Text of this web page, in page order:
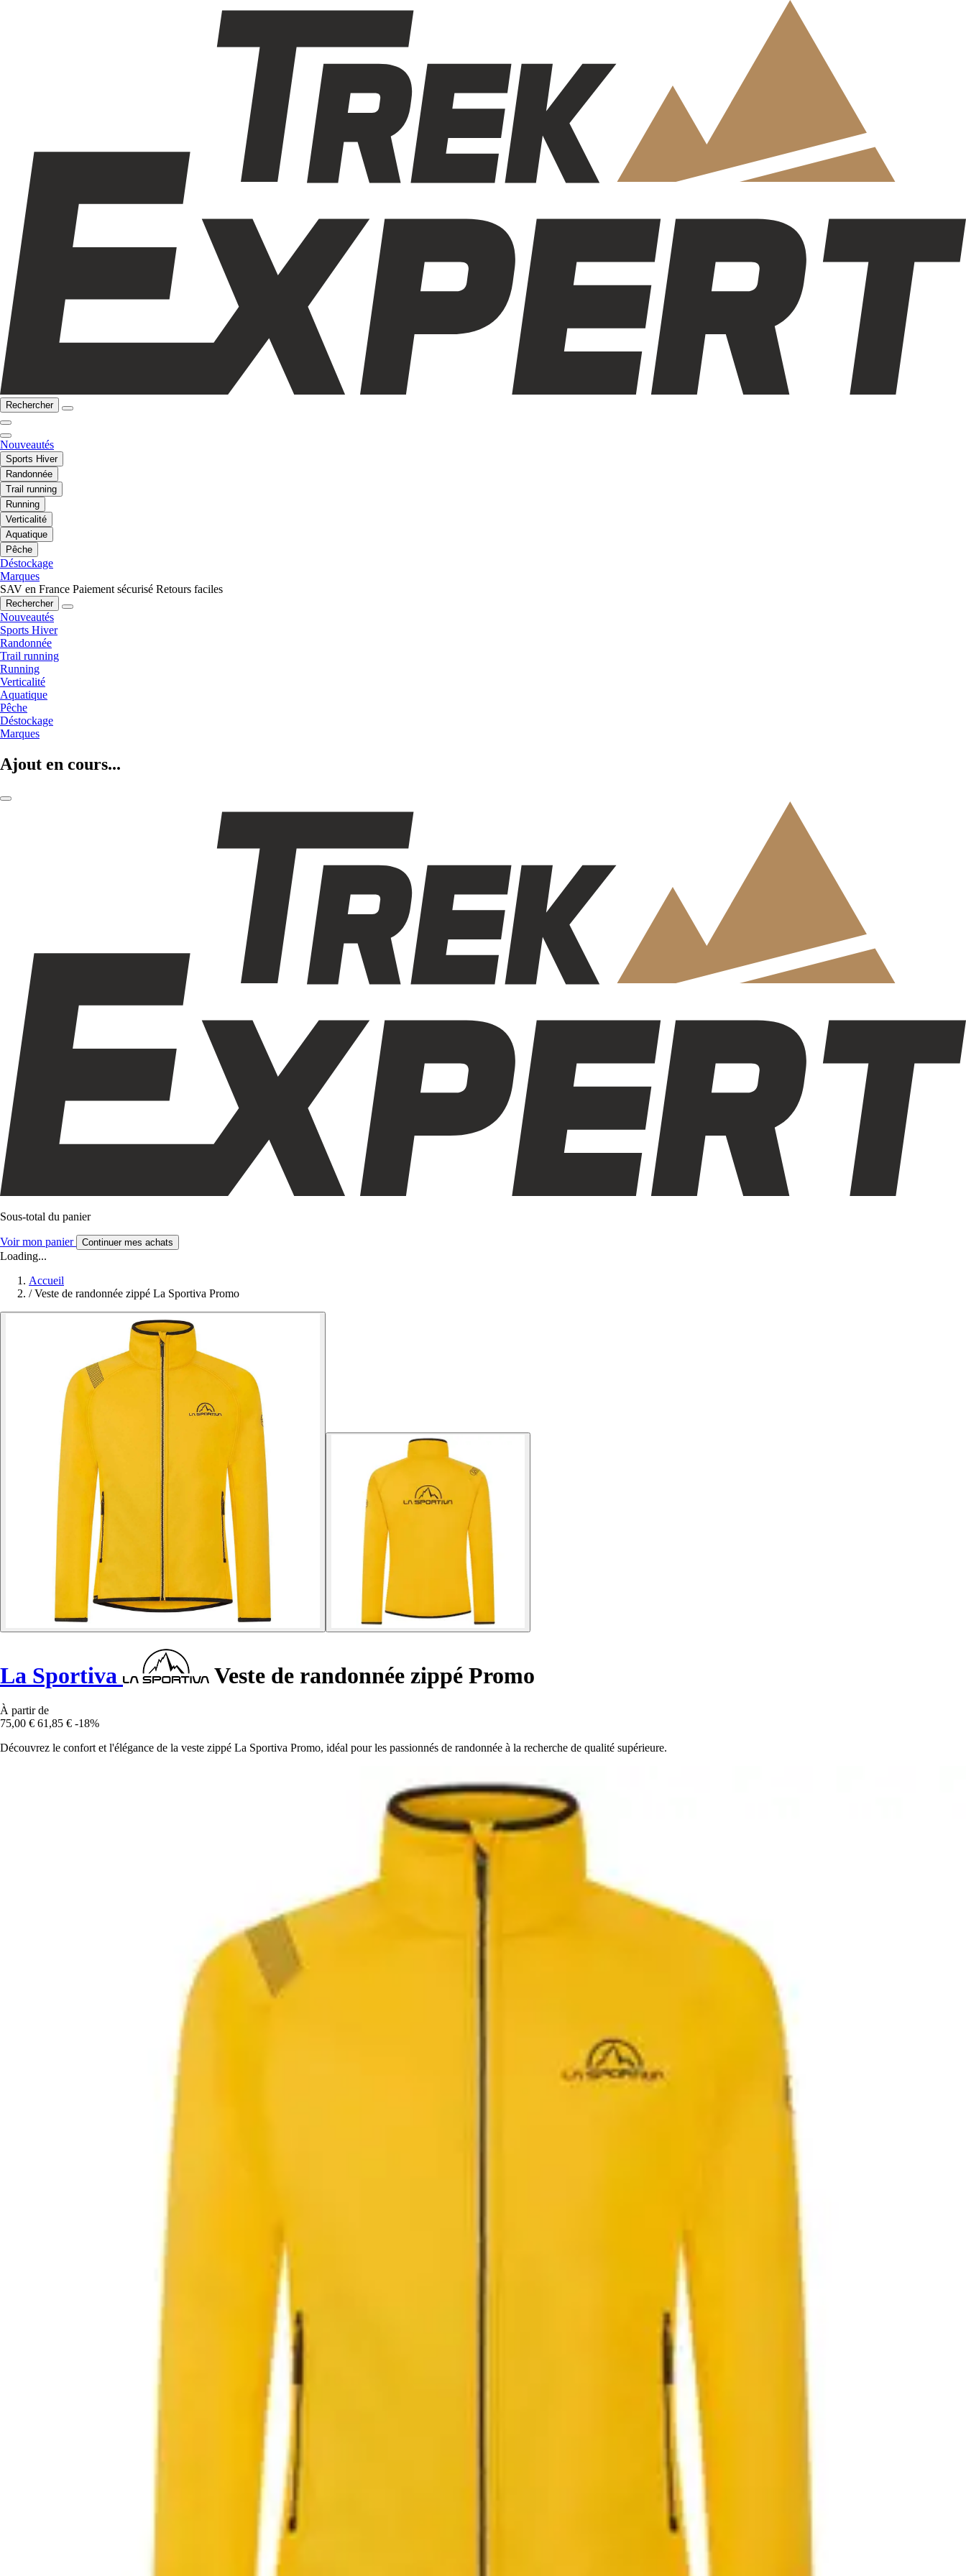
Rechercher
Nouveautés
Sports Hiver
Randonnée
Trail running
Running
Verticalité
Aquatique
Pêche
Déstockage
Marques
SAV en France Paiement sécurisé Retours faciles
Rechercher
Nouveautés
Sports Hiver
Randonnée
Trail running
Running
Verticalité
Aquatique
Pêche
Déstockage
Marques
Ajout en cours...
Sous-total du panier
Voir mon panier Continuer mes achats
Loading...
Accueil
/ Veste de randonnée zippé La Sportiva Promo
La Sportiva Veste de randonnée zippé Promo
À partir de
75,00 € 61,85 € -18%
Découvrez le confort et l'élégance de la veste zippé La Sportiva Promo, idéal pour les passionnés de randonnée à la recherche de qualité supérieure.